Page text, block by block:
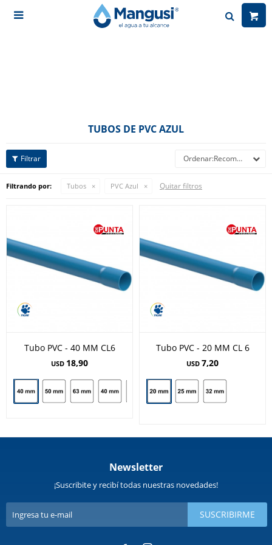

TUBOS DE PVC AZUL
Recomendados
Filtrando por: Tubos PVC Azul Quitar filtros
Tubo PVC - 40 MM CL6
USD 18,90
Tubo PVC - 20 MM CL 6
USD 7,20
Newsletter
¡Suscribite y recibí todas nuestras novedades!
SUSCRIBIRME